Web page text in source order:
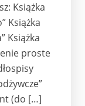
Książka
Książka
Książka
proste
(do […]